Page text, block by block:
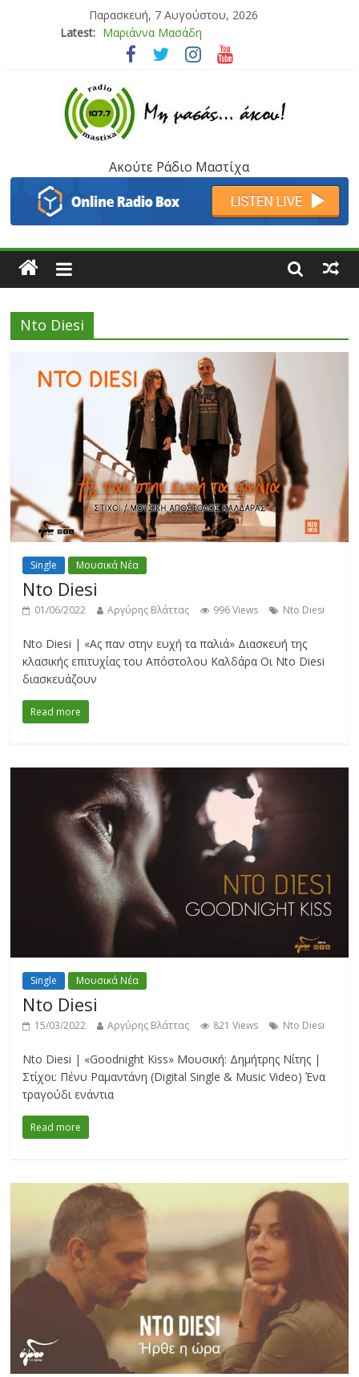
Παρασκευή, 7 Αυγούστου, 2026
Latest: Μαριάννα Μασάδη
Τάνια Μπρεάζου
Μάνος Τρυπιάς & Γιώργος Στρατάκης
Ιορδάνης Αγαπητός
Ακούτε Ράδιο Μαστίχα
Nto Diesi
Single Μουσικά Νέα
Nto Diesi
01/06/2022 Αργύρης Βλάττας 996 Views Nto Diesi
Nto Diesi | «Ας παν στην ευχή τα παλιά» Διασκευή της
κλασικής επιτυχίας του Απόστολου Καλδάρα Oι Nto Diesi
διασκευάζουν
Read more
Single Μουσικά Νέα
Nto Diesi
15/03/2022 Αργύρης Βλάττας 821 Views Nto Diesi
Nto Diesi | «Goodnight Kiss» Μουσική: Δημήτρης Νίτης |
Στίχοι: Πένυ Ραμαντάνη (Digital Single & Music Video) Ένα
τραγούδι ενάντια
Read more